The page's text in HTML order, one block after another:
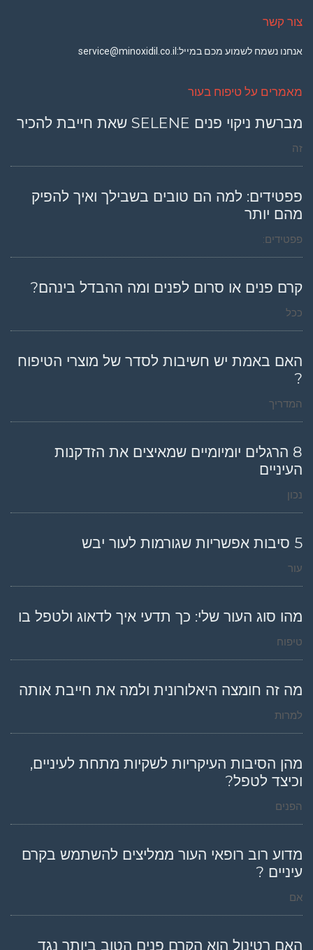
צור קשר
אנחנו נשמח לשמוע מכם במייל: service@minoxidil.co.il
מאמרים על טיפוח בעור
מברשת ניקוי פנים SELENE שאת חייבת להכיר
זה
פפטידים: למה הם טובים בשבילך ואיך להפיק
מהם יותר
פפטידים:
קרם פנים או סרום לפנים ומה ההבדל בינהם?
ככל
האם באמת יש חשיבות לסדר של מוצרי הטיפוח
?
המדריך
8 הרגלים יומיומיים שמאיצים את הזדקנות
העיניים
נכון
5 סיבות אפשריות שגורמות לעור יבש
עור
מהו סוג העור שלי: כך תדעי איך לדאוג ולטפל בו
טיפוח
מה זה חומצה היאלורונית ולמה את חייבת אותה
למרות
מהן הסיבות העיקריות לשקיות מתחת לעיניים,
וכיצד לטפל?
הפנים
מדוע רוב רופאי העור ממליצים להשתמש בקרם
עיניים ?
אם
האם רטינול הוא הקרם פנים הטוב ביותר נגד